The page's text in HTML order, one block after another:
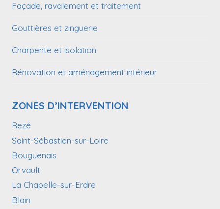
Façade, ravalement et traitement
Gouttières et zinguerie
Charpente et isolation
Rénovation et aménagement intérieur
ZONES D’INTERVENTION
Rezé
Saint-Sébastien-sur-Loire
Bouguenais
Orvault
La Chapelle-sur-Erdre
Blain